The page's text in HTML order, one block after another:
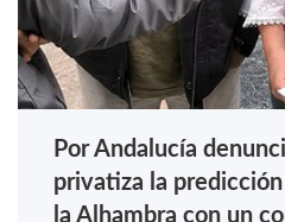
Por Andalucía
privatiza la
la Alhambra con un